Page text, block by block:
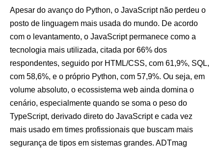
Apesar do avanço do Python, o JavaScript não perdeu o
posto de linguagem mais usada do mundo. De acordo
com o levantamento, o JavaScript permanece como a
tecnologia mais utilizada, citada por 66% dos
respondentes, seguido por HTML/CSS, com 61,9%, SQL,
com 58,6%, e o próprio Python, com 57,9%. Ou seja, em
volume absoluto, o ecossistema web ainda domina o
cenário, especialmente quando se soma o peso do
TypeScript, derivado direto do JavaScript e cada vez
mais usado em times profissionais que buscam mais
segurança de tipos em sistemas grandes. ADTmag